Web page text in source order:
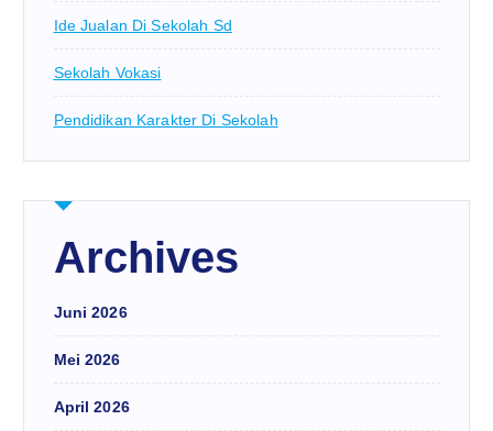
Ide Jualan Di Sekolah Sd
Sekolah Vokasi
Pendidikan Karakter Di Sekolah
Archives
Juni 2026
Mei 2026
April 2026